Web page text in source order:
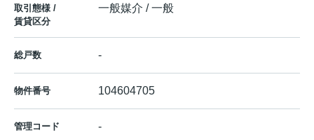
取引態様 /
賃貸区分
一般媒介 / 一般
総戸数 -
物件番号 104604705
管理コード -